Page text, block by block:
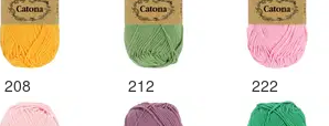
208 212 222